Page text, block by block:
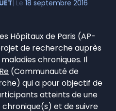
18 septembre 2016
Hôpitaux de Paris (AP-
de recherche auprès
chroniques. Il
(Communauté de
qui a pour objectif de
atteints de une
et de suivre